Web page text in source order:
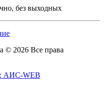
без выходных
© 2026 Все права
АИС-WEB